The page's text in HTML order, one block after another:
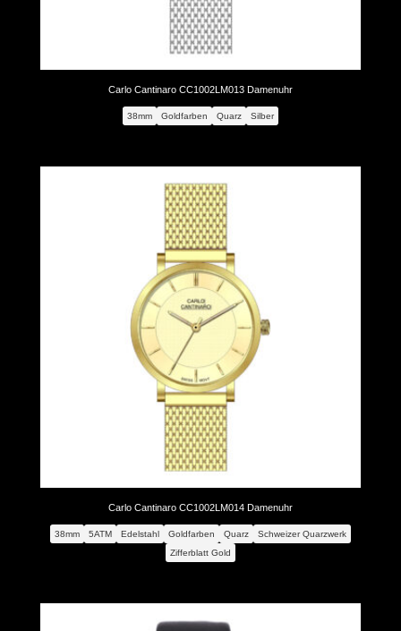
Carlo Cantinaro CC1002LM013 Damenuhr
38mm Goldfarben Quarz Silber
Carlo Cantinaro CC1002LM014 Damenuhr
38mm 5ATM Edelstahl Goldfarben Quarz
Schweizer Quarzwerk
Zifferblatt Gold